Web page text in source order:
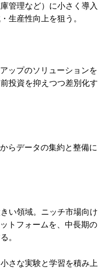
管理など）に小さく導入
生産性向上を狙う。
ップのソリューションを
投資を抑えつつ差別化す
らデータの集約と整備に
い領域。ニッチ市場向け
トフォームを、中長期の
。
さな実験と学習を積み上